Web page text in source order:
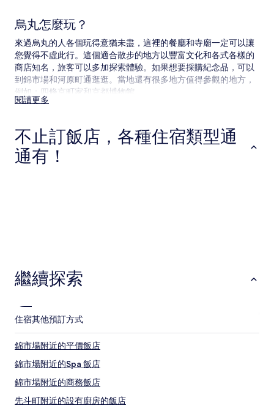
動，
可
受
到
其
他
條
款
制。
烏丸怎麼玩？
來過烏丸的人各個玩得意猶未盡，這裡的餐廳和寺廟一定可以讓
您覺得不虛此行。這個適合散步的地方以豐富文化和各式各樣的
商店知名，旅客可以多加探索體驗。如果想要採購紀念品，可以
到錦市場和河原町通逛逛。當地還有很多地方值得參觀的地方，
例如：四條京町家和京都博物館。
附近的機場：
烏丸距離伊丹機場 (ITM) 37.5 公里 (23.3 英里)
烏丸必訪景點
六角堂
四條京町家
寺町通
烏丸的當地玩樂：
河原町通
京都博物館
新京極商店街
閱讀更多
不止訂飯店，各種住宿類型通
通有！
繼續探索
住宿其他預訂方式
錦市場附近的平價飯店
錦市場附近的Spa 飯店
錦市場附近的商務飯店
先斗町附近的設有廚房的飯店